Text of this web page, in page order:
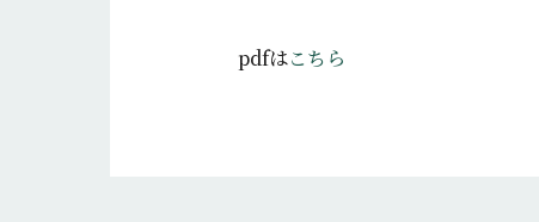
pdfはこちら